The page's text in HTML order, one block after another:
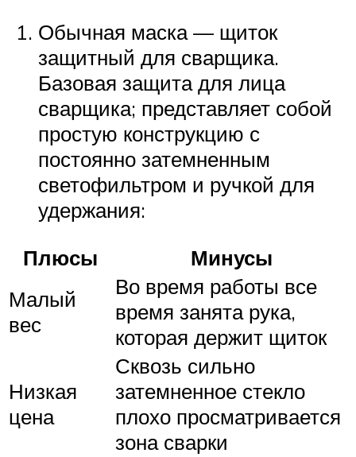
Обычная маска — щиток
защитный для сварщика.
Базовая защита для лица
сварщика; представляет собой
простую конструкцию с
постоянно затемненным
светофильтром и ручкой для
удержания:
Плюсы
Минусы
Малый
вес
Во время работы все
время занята рука,
которая держит щиток
Низкая
цена
Сквозь сильно
затемненное стекло
плохо просматривается
зона сварки